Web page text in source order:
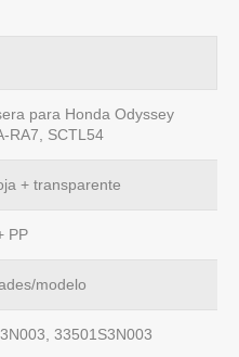
para Honda Odyssey
RA7, SCTL54
+ transparente
PP
modelo
33501S3N003